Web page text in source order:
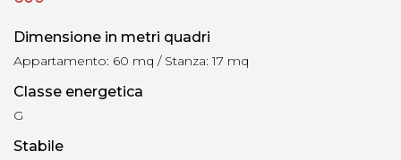
Dimensione in metri quadri
Appartamento: 60 mq / Stanza: 17 mq
Classe energetica
G
Stabile